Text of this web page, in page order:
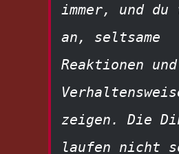
immer, und du
an, seltsame
Reaktionen und
zeigen. Die
laufen nicht